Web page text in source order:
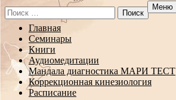
Search
for:
Меню
Перейти
содержанию
Главная
Семинары
Книги
Аудиомедитации
Мандала диагностика МАРИ ТЕСТ
Коррекционная кинезиология
Расписание